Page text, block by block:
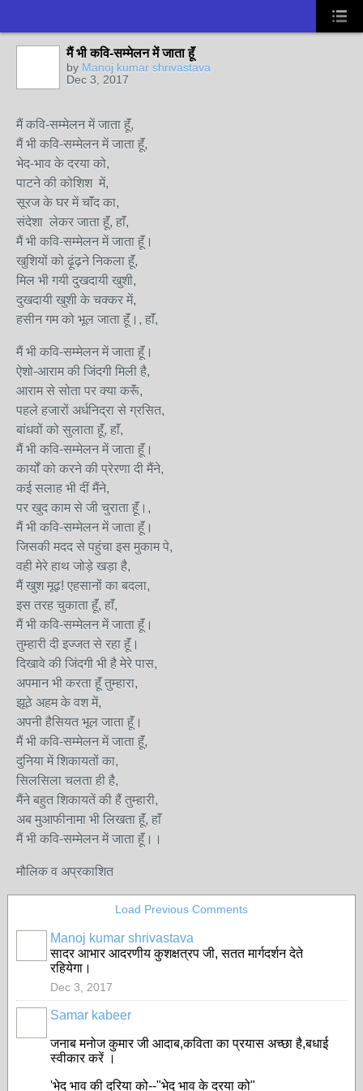
मैं भी कवि-सम्मेलन में जाता हॅूं
by Manoj kumar shrivastava
Dec 3, 2017
मैं कवि-सम्मेलन में जाता हॅूं,
मैं भी कवि-सम्मेलन में जाता हॅूं,
भेद-भाव के दरया को,
पाटने की कोशिश में,
सूरज के घर में चाॅंद का,
संदेशा लेकर जाता हॅूं, हाॅं,
मैं भी कवि-सम्मेलन में जाता हॅूं।
खुशियों को ढ़ूंढ़ने निकला हॅूं,
मिल भी गयी दुखदायी खुशी,
दुखदायी खुशी के चक्कर में,
हसीन गम को भूल जाता हॅूं।, हाॅं,
मैं भी कवि-सम्मेलन में जाता हॅूं।
ऐशो-आराम की जिंदगी मिली है,
आराम से सोता पर क्या करूॅं,
पहले हजारों अर्धनिद्रा से ग्रसित,
बांधवों को सुलाता हॅूं, हाॅं,
मैं भी कवि-सम्मेलन में जाता हॅूं।
कार्यों को करने की प्रेरणा दी मैंने,
कई सलाह भी दीं मैंने,
पर खुद काम से जी चुराता हॅूं।,
मैं भी कवि-सम्मेलन में जाता हॅूं।
जिसकी मदद से पहुंचा इस मुकाम पे,
वही मेरे हाथ जोड़े खड़ा है,
मैं खुश मूढ़! एहसानों का बदला,
इस तरह चुकाता हॅूं, हाॅं,
मैं भी कवि-सम्मेलन में जाता हॅूं।
तुम्हारी दी इज्जत से रहा हॅूं।
दिखावे की जिंदगी भी है मेरे पास,
अपमान भी करता हॅूं तुम्हारा,
झूठे अहम के वश में,
अपनी हैसियत भूल जाता हॅूं।
मैं भी कवि-सम्मेलन में जाता हॅूं,
दुनिया में शिकायतों का,
सिलसिला चलता ही है,
मैंने बहुत शिकायतें की हैं तुम्हारी,
अब मुआफीनामा भी लिखता हॅूं, हाॅं
मैं भी कवि-सम्मेलन में जाता हॅूं।।
मौलिक व अप्रकाशित
Load Previous Comments
Manoj kumar shrivastava
सादर आभार आदरणीय कुशक्षत्रप जी, सतत मार्गदर्शन देते
रहियेगा।
Dec 3, 2017
Samar kabeer
जनाब मनोज कुमार जी आदाब,कविता का प्रयास अच्छा है,बधाई
स्वीकार करें ।
'भेद भाव की दरिया को--"भेद भाव के दरया को"